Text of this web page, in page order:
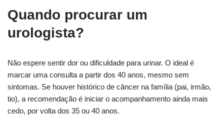
Quando procurar um
urologista?
Não espere sentir dor ou dificuldade para urinar. O ideal é
marcar uma consulta a partir dos 40 anos, mesmo sem
sintomas. Se houver histórico de câncer na família (pai, irmão,
tio), a recomendação é iniciar o acompanhamento ainda mais
cedo, por volta dos 35 ou 40 anos.